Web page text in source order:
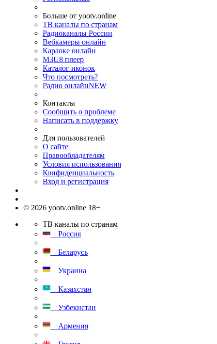
Больше от yootv.online
ТВ каналы по странам
Радиоканалы России
Вебкамеры онлайн
Караоке онлайн
M3U8 плеер
Каталог иконок
Что посмотреть?
Радио онлайнNEW
Контакты
Сообщить о проблеме
Написать в поддержку
Для пользователей
О сайте
Правообладателям
Условия использования
Конфиденциальность
Вход и регистрация
© 2026 yootv.online 18+
ТВ каналы по странам
Россия
Беларусь
Украина
Казахстан
Узбекистан
Армения